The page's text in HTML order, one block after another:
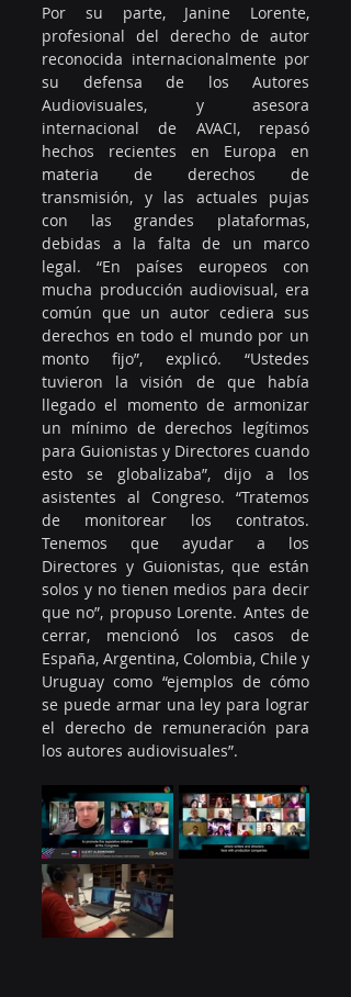
Por su parte, Janine Lorente,
profesional del derecho de autor
reconocida internacionalmente por
su defensa de los Autores
Audiovisuales, y asesora
internacional de AVACI, repasó
hechos recientes en Europa en
materia de derechos de
transmisión, y las actuales pujas
con las grandes plataformas,
debidas a la falta de un marco
legal. “En países europeos con
mucha producción audiovisual, era
común que un autor cediera sus
derechos en todo el mundo por un
monto fijo”, explicó. “Ustedes
tuvieron la visión de que había
llegado el momento de armonizar
un mínimo de derechos legítimos
para Guionistas y Directores cuando
esto se globalizaba”, dijo a los
asistentes al Congreso. “Tratemos
de monitorear los contratos.
Tenemos que ayudar a los
Directores y Guionistas, que están
solos y no tienen medios para decir
que no”, propuso Lorente. Antes de
cerrar, mencionó los casos de
España, Argentina, Colombia, Chile y
Uruguay como “ejemplos de cómo
se puede armar una ley para lograr
el derecho de remuneración para
los autores audiovisuales”.